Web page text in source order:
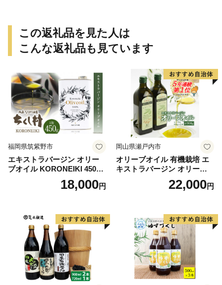
この返礼品を見た人は
こんな返礼品も見ています
福岡県筑紫野市
エキストラバージン オリー
ブオイル KORONEIKI 450g
[筑前たなか油屋 福岡県 筑紫
野市 21760403] 油 食用油 オ
18,000円
岡山県瀬戸内市
オリーブオイル 有機栽培 エ
キストラバージン オリーブ
オイル シングル 2本 セット
オーガニック 調味料 油 オリ
22,000円